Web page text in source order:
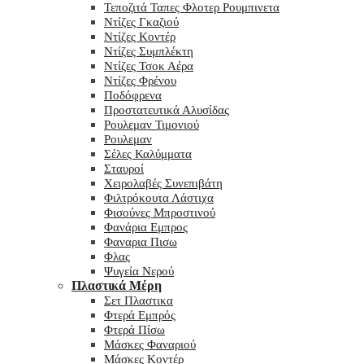
Τεποζιτά Ταπες Φλοτερ Ρουμπινετα
Ντίζες Γκαζιού
Ντίζες Κοντέρ
Ντίζες Συμπλέκτη
Ντίζες Τσοκ Αέρα
Ντίζες Φρένου
Ποδόφρενα
Προστατευτικά Αλυσίδας
Ρουλεμαν Τιμονιού
Ρουλεμαν
Σέλες Καλύμματα
Σταυροί
Χειρολαβές Συνεπιβάτη
Φιλτρόκουτα Λάστιχα
Φισούνες Μπροστινού
Φανάρια Εμπρος
Φαναρια Πισω
Φλας
Ψυγεία Νερού
Πλαστικά Μέρη
Σετ Πλαστικα
Φτερά Εμπρός
Φτερά Πίσω
Μάσκες Φαναριού
Μάσκες Κοντέρ